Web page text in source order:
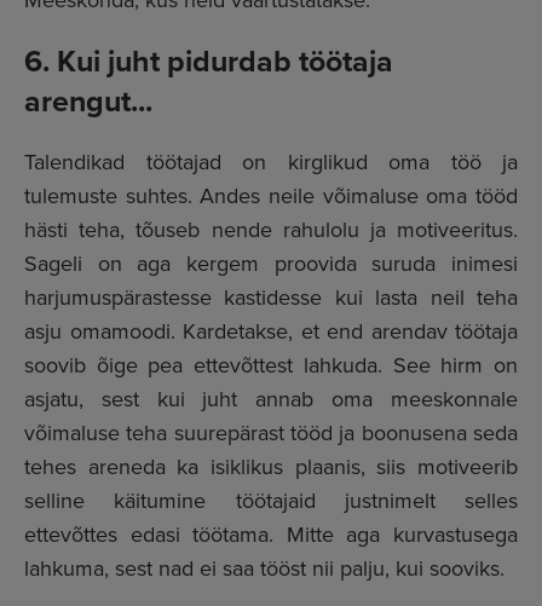
6. Kui juht pidurdab töötaja
arengut...
Talendikad töötajad on kirglikud oma töö ja
tulemuste suhtes. Andes neile võimaluse oma tööd
hästi teha, tõuseb nende rahulolu ja motiveeritus.
Sageli on aga kergem proovida suruda inimesi
harjumuspärastesse kastidesse kui lasta neil teha
asju omamoodi. Kardetakse, et end arendav töötaja
soovib õige pea ettevõttest lahkuda. See hirm on
asjatu, sest kui juht annab oma meeskonnale
võimaluse teha suurepärast tööd ja boonusena seda
tehes areneda ka isiklikus plaanis, siis motiveerib
selline käitumine töötajaid justnimelt selles
ettevõttes edasi töötama. Mitte aga kurvastusega
lahkuma, sest nad ei saa tööst nii palju, kui sooviks.